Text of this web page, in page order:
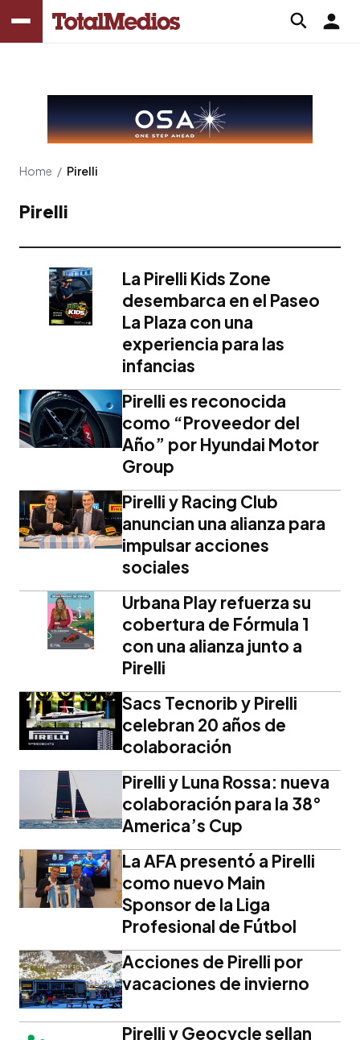
Home / Pirelli
Pirelli
La Pirelli Kids Zone
desembarca en el Paseo
La Plaza con una
experiencia para las
infancias
Pirelli es reconocida
como “Proveedor del
Año” por Hyundai Motor
Group
Pirelli y Racing Club
anuncian una alianza para
impulsar acciones
sociales
Urbana Play refuerza su
cobertura de Fórmula 1
con una alianza junto a
Pirelli
Sacs Tecnorib y Pirelli
celebran 20 años de
colaboración
Pirelli y Luna Rossa: nueva
colaboración para la 38°
America’s Cup
La AFA presentó a Pirelli
como nuevo Main
Sponsor de la Liga
Profesional de Fútbol
Acciones de Pirelli por
vacaciones de invierno
Pirelli y Geocycle sellan